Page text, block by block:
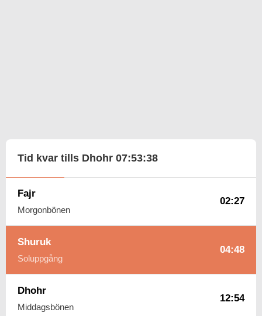
Tid kvar tills Dhohr 07:53:37
Fajr
Morgonbönen
02:27
Shuruk
Soluppgång
04:48
Dhohr
Middagsbönen
12:54